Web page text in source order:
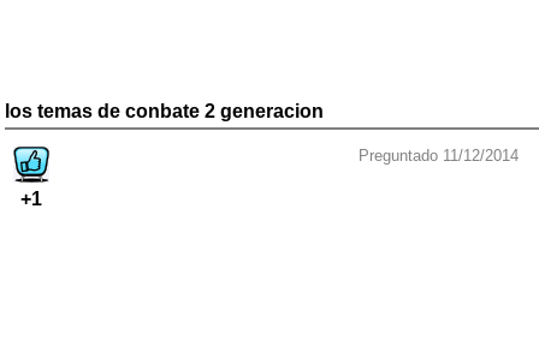
los temas de conbate 2 generacion
+1
Preguntado 11/12/2014